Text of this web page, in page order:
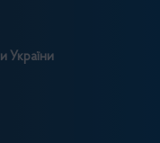
України